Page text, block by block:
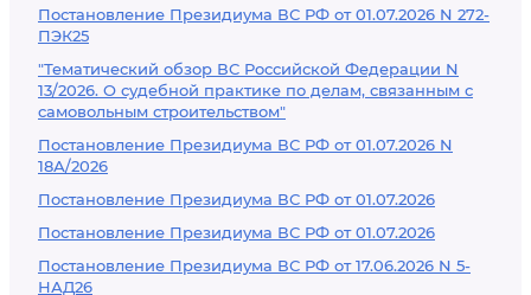
Постановление Президиума ВС РФ от 01.07.2026 N 272-
ПЭК25
"Тематический обзор ВС Российской Федерации N
13/2026. О судебной практике по делам, связанным с
самовольным строительством"
Постановление Президиума ВС РФ от 01.07.2026 N
18А/2026
Постановление Президиума ВС РФ от 01.07.2026
Постановление Президиума ВС РФ от 01.07.2026
Постановление Президиума ВС РФ от 17.06.2026 N 5-
НАД26